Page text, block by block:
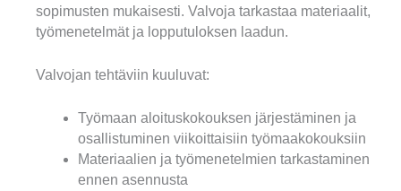
sopimusten mukaisesti. Valvoja tarkastaa materiaalit,
työmenetelmät ja lopputuloksen laadun.
Valvojan tehtäviin kuuluvat:
Työmaan aloituskokouksen järjestäminen ja
osallistuminen viikoittaisiin työmaakokouksiin
Materiaalien ja työmenetelmien tarkastaminen
ennen asennusta